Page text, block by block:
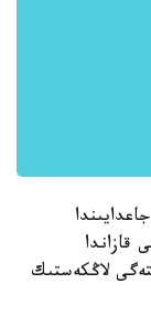
2001-جىلعى قازاندا
لاڭكەستىك